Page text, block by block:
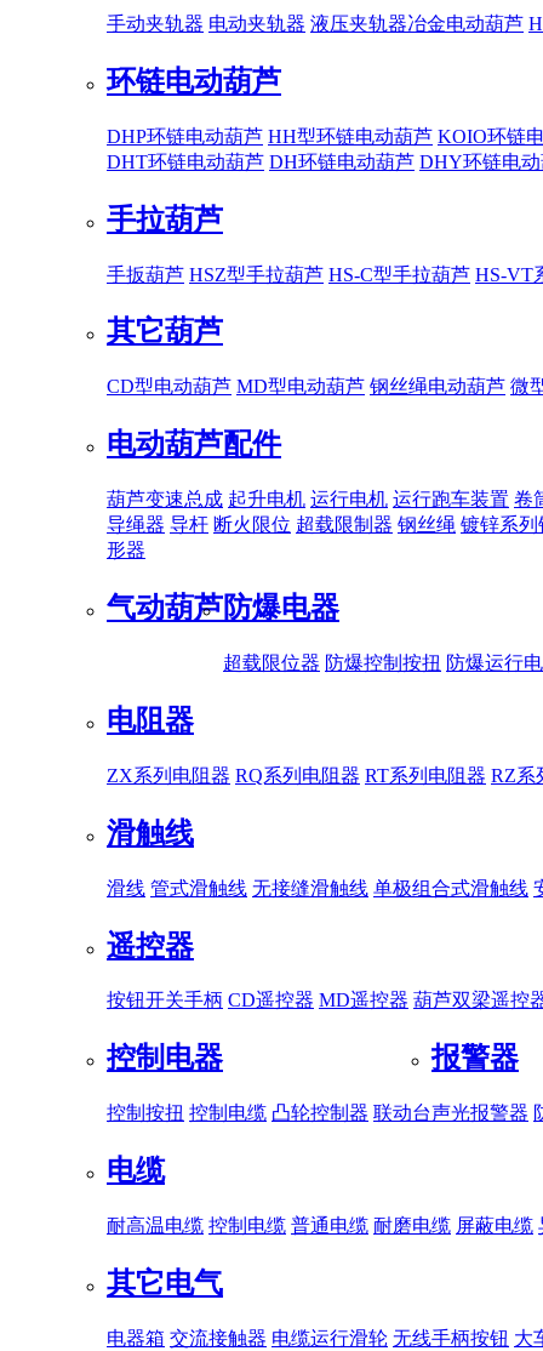
手动夹轨器 电动夹轨器 液压夹轨器冶金电动葫芦
环链电动葫芦
DHP环链电动葫芦 HH型环链电动葫芦 KOIO环链
DHT环链电动葫芦 DH环链电动葫芦 DHY环链电
手拉葫芦
手扳葫芦 HSZ型手拉葫芦 HS-C型手拉葫芦 HS-VT
其它葫芦
CD型电动葫芦 MD型电动葫芦 钢丝绳电动葫芦 微
电动葫芦配件
葫芦变速总成 起升电机 运行电机 运行跑车装置 卷
导绳器 导杆 断火限位 超载限制器 钢丝绳 镀锌系列
形器
气动葫芦防爆电器
超载限位器 防爆控制按扭 防爆运行
电阻器
ZX系列电阻器 RQ系列电阻器 RT系列电阻器 RZ系
滑触线
滑线 管式滑触线 无接缝滑触线 单极组合式滑触线
遥控器
按钮开关手柄 CD遥控器 MD遥控器 葫芦双梁遥控
控制电器
控制按扭 控制电缆 凸轮控制器 联动台
报警器
声光报警器
电缆
耐高温电缆 控制电缆 普通电缆 耐磨电缆 屏蔽电缆
其它电气
电器箱 交流接触器 电缆运行滑轮 无线手柄按钮 大